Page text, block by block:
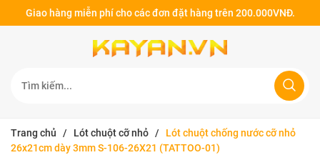
Giao hàng miễn phí cho các đơn đặt hàng trên 200.000VNĐ.
Trang chủ / Lót chuột cỡ nhỏ /
Lót chuột chống nước cỡ nhỏ
26x21cm dày 3mm S-106-26X21 (TATTOO-01)